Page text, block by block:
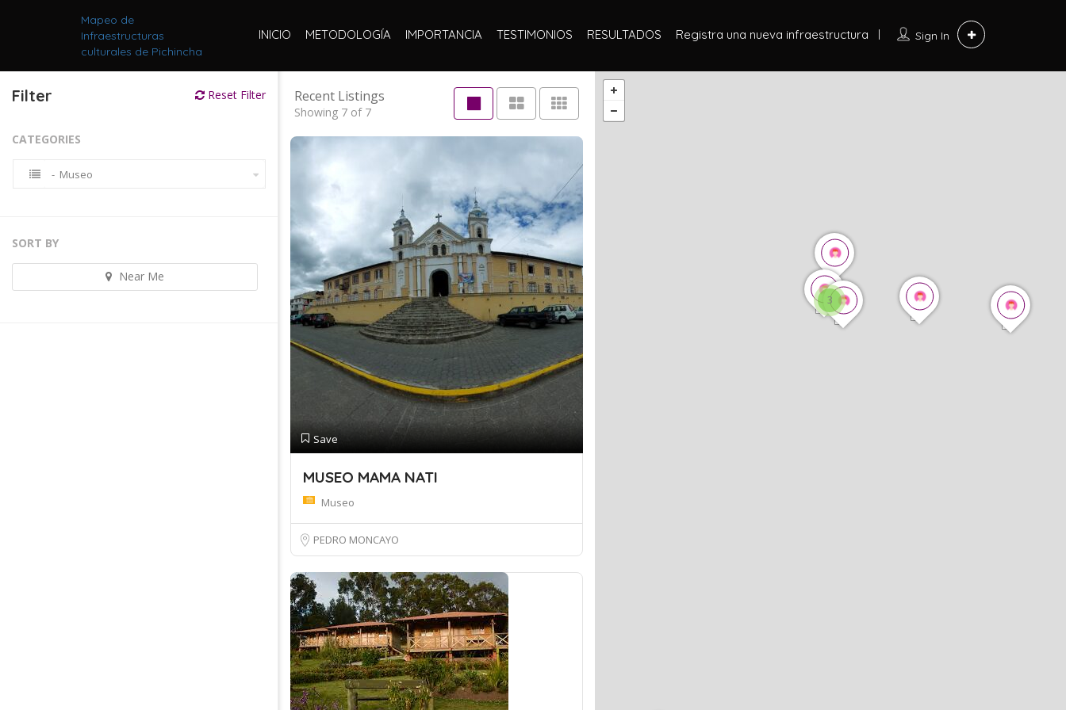
Mapeo de
Infraestructuras
culturales de Pichincha
Sign In
INICIO METODOLOGÍA IMPORTANCIA TESTIMONIOS RESULTADOS Registra una nueva infraestructura
3
Filter Reset Filter
CATEGORIES
- Museo
SORT BY
Near Me
Recent Listings
Showing 7 of 7
Save
MUSEO MAMA NATI
Museo
PEDRO MONCAYO